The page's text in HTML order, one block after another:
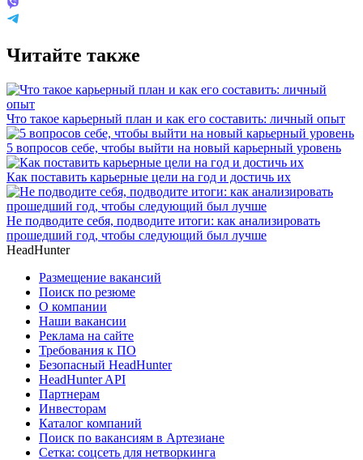
Читайте также
Что такое карьерный план и как его составить: личный опыт
5 вопросов себе, чтобы выйти на новый карьерный уровень
Как поставить карьерные цели на год и достичь их
Не подводите себя, подводите итоги: как анализировать
прошедший год, чтобы следующий был лучше
HeadHunter
Размещение вакансий
Поиск по резюме
О компании
Наши вакансии
Реклама на сайте
Требования к ПО
Безопасный HeadHunter
HeadHunter API
Партнерам
Инвесторам
Каталог компаний
Поиск по вакансиям в Артезиане
Сетка: соцсеть для нетворкинга